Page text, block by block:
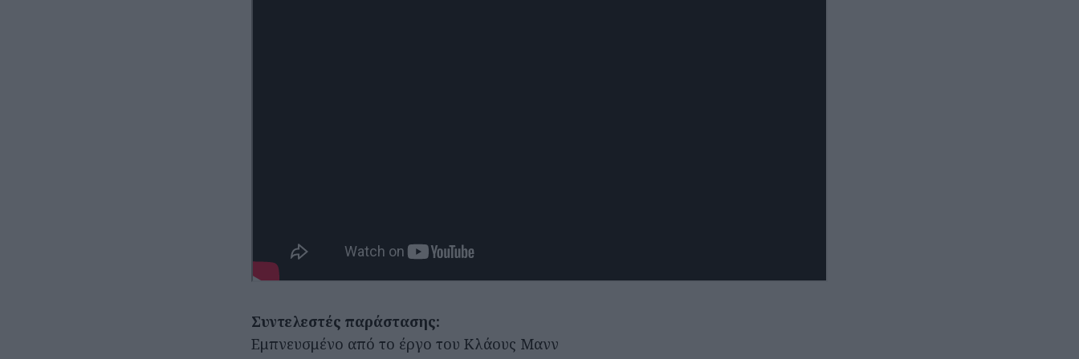
Συντελεστές παράστασης:
Εμπνευσμένο από το έργο του Κλάους Μανν